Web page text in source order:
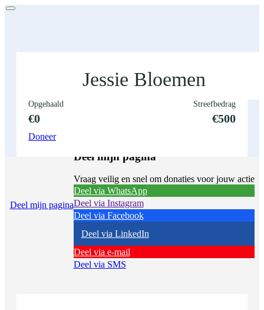
Jessie Bloemen
Opgehaald
€0
Streefbedrag
€500
Doneer
Deel mijn pagina
Deel mijn pagina
Vraag veilig en snel om donaties voor jouw actie
Deel via Facebook
Deel via Instagram
Deel via e-mail
Deel via SMS
Deel via LinkedIn
Deel via WhatsApp